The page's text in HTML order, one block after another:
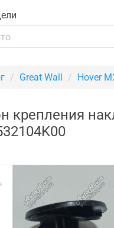
Great Wall Hover
крепления